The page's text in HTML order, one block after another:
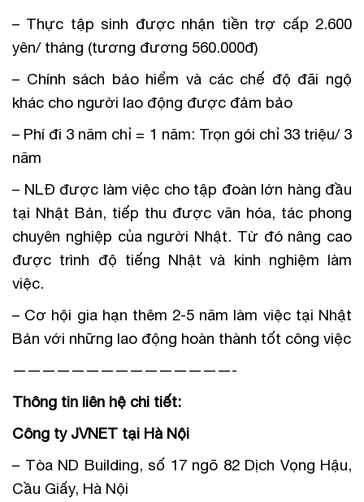
– Thực tập sinh được nhận tiền trợ cấp 2.600
yên/ tháng (tương đương 560.000đ)
– Chính sách bảo hiểm và các chế độ đãi ngộ
khác cho người lao động được đảm bảo
– Phí đi 3 năm chỉ = 1 năm: Trọn gói chỉ 33 triệu/ 3
năm
– NLĐ được làm việc cho tập đoàn lớn hàng đầu
tại Nhật Bản, tiếp thu được văn hóa, tác phong
chuyên nghiệp của người Nhật. Từ đó nâng cao
được trình độ tiếng Nhật và kinh nghiệm làm
việc.
– Cơ hội gia hạn thêm 2-5 năm làm việc tại Nhật
Bản với những lao động hoàn thành tốt công việc
———————————————-
Thông tin liên hệ chi tiết:
Công ty JVNET tại Hà Nội
– Tòa ND Building, số 17 ngõ 82 Dịch Vọng Hậu,
Cầu Giấy, Hà Nội